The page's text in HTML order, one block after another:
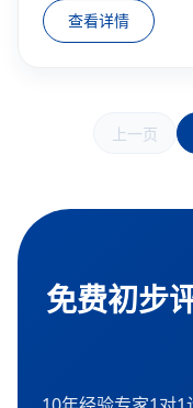
查看详情
上一页
免费初步